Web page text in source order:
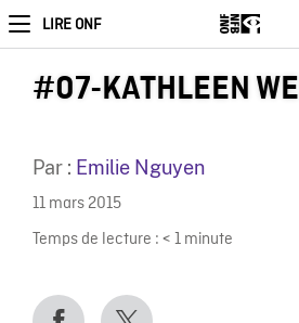
LIRE ONF
#07-KATHLEEN
Par : Emilie Nguyen
11 mars 2015
Temps de lecture : < 1 minute